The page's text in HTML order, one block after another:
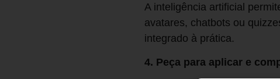
A inteligência artificial
avatares, chatbots ou
integrado à prática.
4. Peça para aplicar e